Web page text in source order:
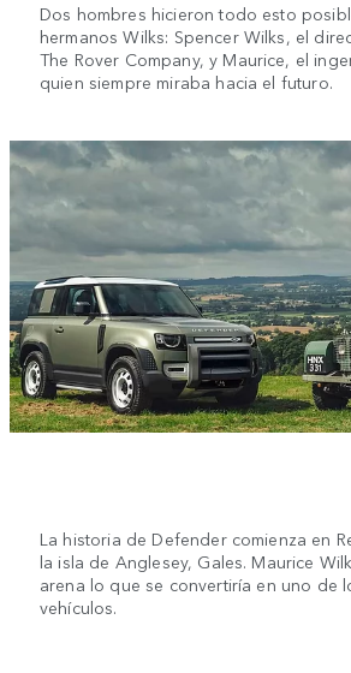
Dos hombres hicieron todo esto
hermanos Wilks: Spencer Wilks, el
The Rover Company, y Maurice, el
quien siempre miraba hacia el futuro.
La historia de Defender comienza en
la isla de Anglesey, Gales. Maurice
arena lo que se convertiría en uno de
vehículos.